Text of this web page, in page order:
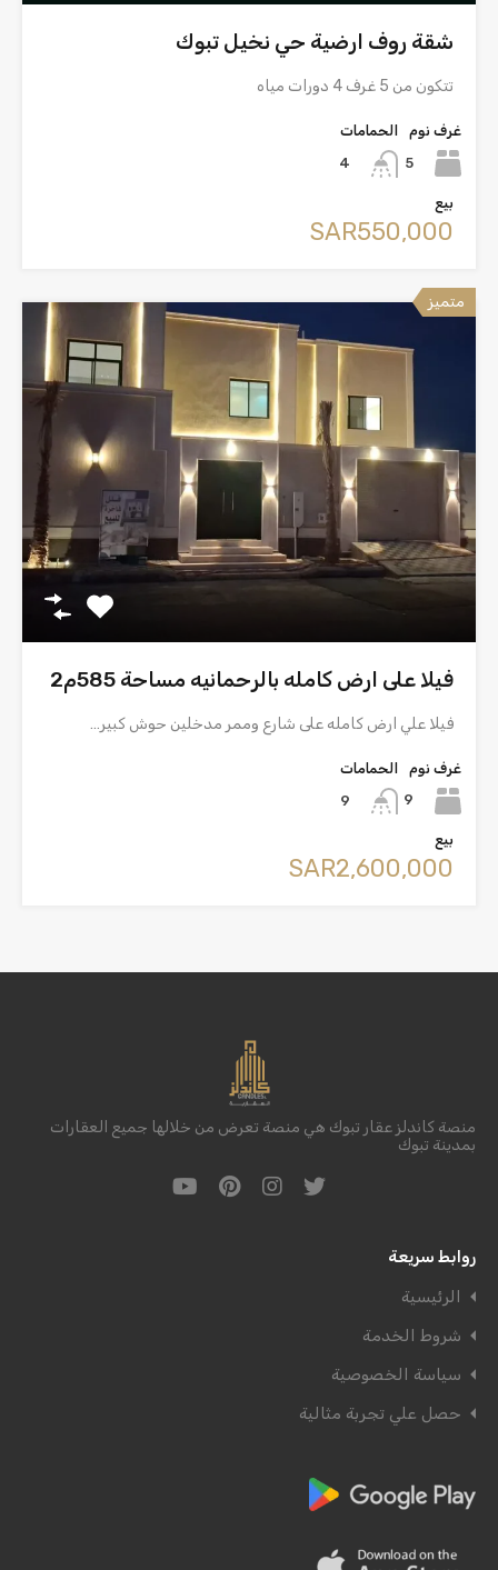
شقة روف ارضية حي نخيل تبوك
تتكون من 5 غرف 4 دورات مياه
غرف نوم
5
الحمامات
4
بيع
‪SAR550,000
متميز
فيلا على ارض كامله بالرحمانيه مساحة 585م2
فيلا علي ارض كامله على شارع وممر مدخلين حوش كبير…
غرف نوم
9
الحمامات
9
بيع
‪SAR2,600,000
منصة كاندلز عقار تبوك هي منصة تعرض من خلالها جميع العقارات
بمدينة تبوك
روابط سريعة
الرئيسية
شروط الخدمة
سياسة الخصوصية
حصل علي تجربة مثالية